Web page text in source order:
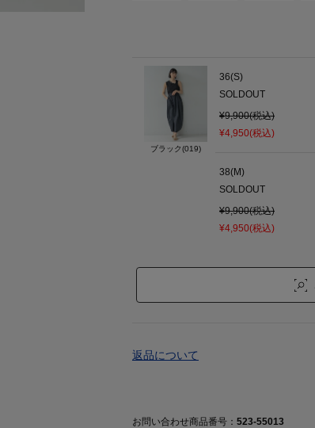
ブラック(019)
36(S)
SOLDOUT
¥9,900(税込)
¥4,950(税込)
38(M)
SOLDOUT
¥9,900(税込)
¥4,950(税込)
返品について
お問い合わせ商品番号： 523-55013